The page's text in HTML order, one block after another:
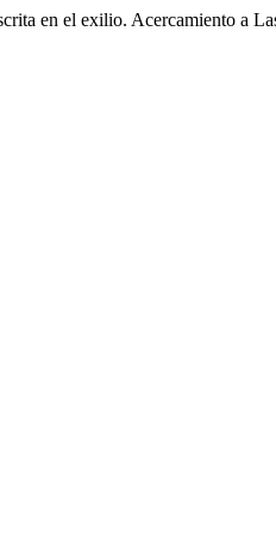
en el exilio. Acercamiento a